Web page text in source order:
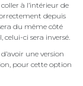
à l’intérieur de
depuis
du même côté
celui-ci sera inversé.
une version
pour cette option